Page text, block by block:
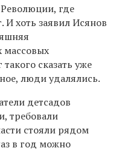
где
И хоть заявил Исянов
массовых
сказать уже
люди удалялись.
детсадов
требовали
стояли рядом
в год можно